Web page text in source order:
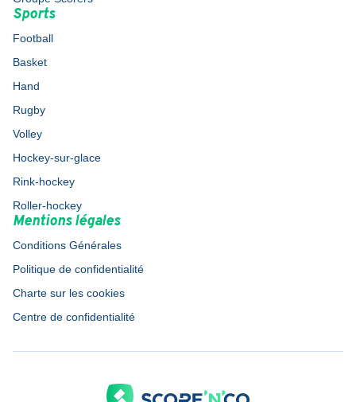
Sports
Football
Basket
Hand
Rugby
Volley
Hockey-sur-glace
Rink-hockey
Roller-hockey
Mentions légales
Conditions Générales
Politique de confidentialité
Charte sur les cookies
Centre de confidentialité